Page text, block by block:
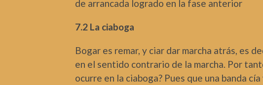
de arrancada logrado en la fase anterior
7.2 La ciaboga
Bogar es remar, y ciar dar marcha atrás, es
en el sentido contrario de la marcha. Por
ocurre en la ciaboga? Pues que una banda